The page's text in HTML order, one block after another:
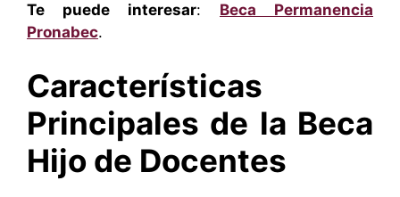
Te puede interesar: Beca Permanencia
Pronabec.
Características
Principales de la Beca
Hijo de Docentes